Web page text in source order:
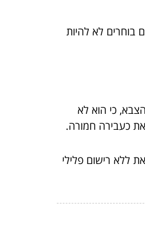
בוחרים לא להיות
כי הוא לא
כעבירה חמורה.
ללא רישום פלילי